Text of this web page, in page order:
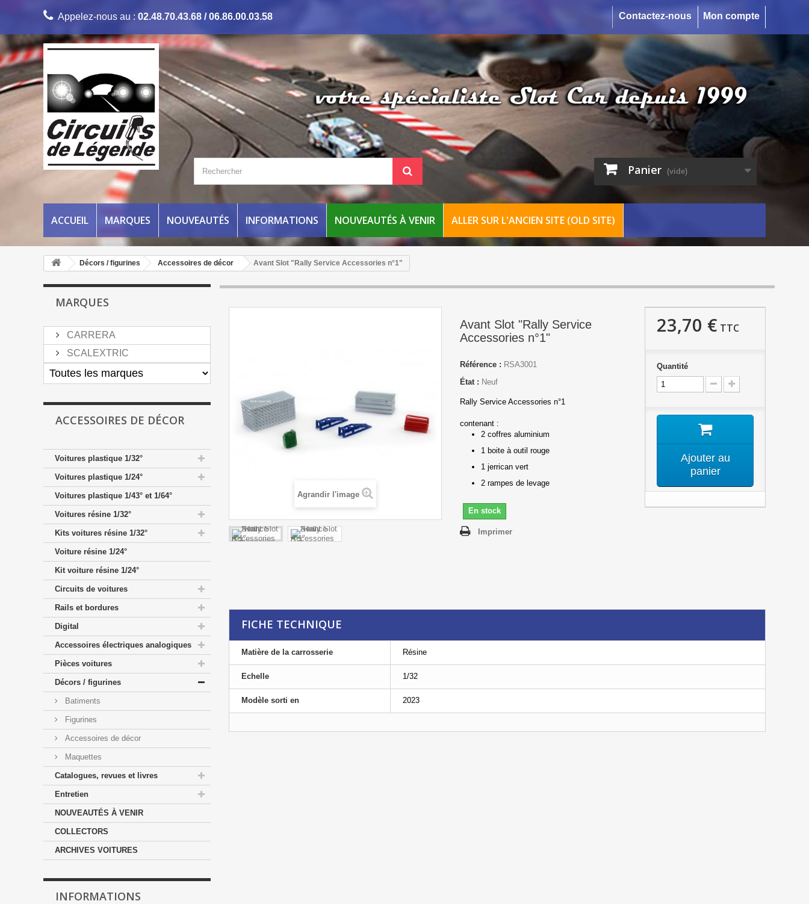
Mon compte
Contactez-nous
Appelez-nous au : 02.48.70.43.68 / 06.86.00.03.58
Panier (vide)
ACCUEIL MARQUES NOUVEAUTÉS INFORMATIONS NOUVEAUTÉS À VENIR ALLER SUR L'ANCIEN SITE (OLD SITE)
Décors / figurines Accessoires de décor Avant Slot "Rally Service Accessories n°1"
MARQUES
CARRERA
SCALEXTRIC
ACCESSOIRES DE DÉCOR
Voitures plastique 1/32°
Voitures plastique 1/24°
Voitures plastique 1/43° et 1/64°
Voitures résine 1/32°
Kits voitures résine 1/32°
Voiture résine 1/24°
Kit voiture résine 1/24°
Circuits de voitures
Rails et bordures
Digital
Accessoires électriques analogiques
Pièces voitures
Décors / figurines
Batiments
Figurines
Accessoires de décor
Maquettes
Catalogues, revues et livres
Entretien
NOUVEAUTÉS À VENIR
COLLECTORS
ARCHIVES VOITURES
INFORMATIONS
Agrandir l'image
Avant Slot "Rally Service
Accessories n°1"
Référence : RSA3001
État : Neuf
Rally Service Accessories n°1
contenant :
2 coffres aluminium
1 boite à outil rouge
1 jerrican vert
2 rampes de levage
En stock
Imprimer
23,70 € TTC
Quantité
Ajouter au
panier
FICHE TECHNIQUE
Matière de la carrosserie Résine
Echelle 1/32
Modèle sorti en 2023